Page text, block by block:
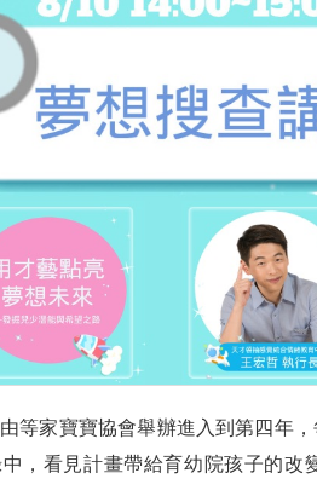
由等家寶寶協會舉辦進入到第四年
，看見計畫帶給育幼院孩子的改